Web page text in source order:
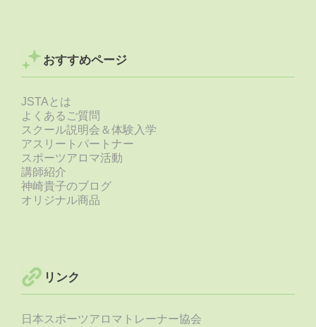
おすすめページ
JSTAとは
よくあるご質問
スクール説明会＆体験入学
アスリートパートナー
スポーツアロマ活動
講師紹介
神崎貴子のブログ
オリジナル商品
リンク
日本スポーツアロマトレーナー協会